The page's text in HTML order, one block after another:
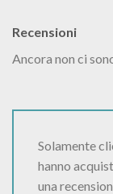
Recensioni
Ancora non ci
Solamente
hanno
una